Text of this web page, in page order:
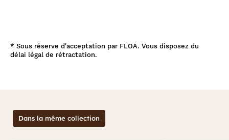
* Sous réserve d'acceptation par FLOA. Vous disposez du
délai légal de rétractation.
Dans la même collection